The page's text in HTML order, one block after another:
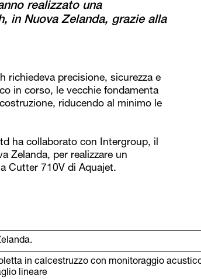
realizzato una
in Nuova Zelanda, grazie alla
richiedeva precisione, sicurezza e
in corso, le vecchie fondamenta
riducendo al minimo le
ha collaborato con Intergroup, il
Zelanda, per realizzare un
Cutter 710V di Aquajet.
in calcestruzzo con monitoraggio
lineare